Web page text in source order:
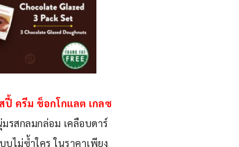
ปี้ ครีม ช็อกโกแลต เกลซ
รสกลมกล่อม เคลือบดาร์
ไม่ซ้ำใคร ในราคาเพียง